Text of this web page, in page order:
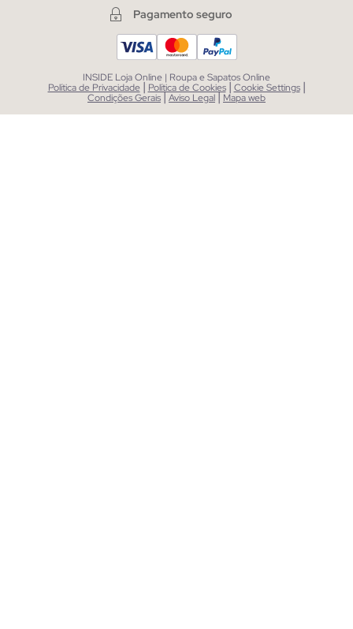
Pagamento seguro
INSIDE Loja Online | Roupa e Sapatos Online
Política de Privacidade | Política de Cookies | Cookie Settings |
Condições Gerais|Aviso Legal| Mapa web